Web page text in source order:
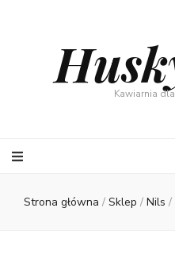
Kawiarnia
Strona główna / Sklep / Nils /